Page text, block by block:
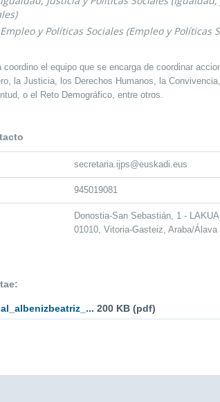
y Políticas Sociales (Empleo y Políticas
coordino el equipo que se encarga de coordinar
la Justicia, los Derechos Humanos, la
o el Reto Demográfico, entre otros.
secretaria.ijps@euskadi.eus
945019081
Donostia-San Sebastián, 1 - LAKUA
01010, Vitoria-Gasteiz, Araba/Álava
200 KB (pdf)